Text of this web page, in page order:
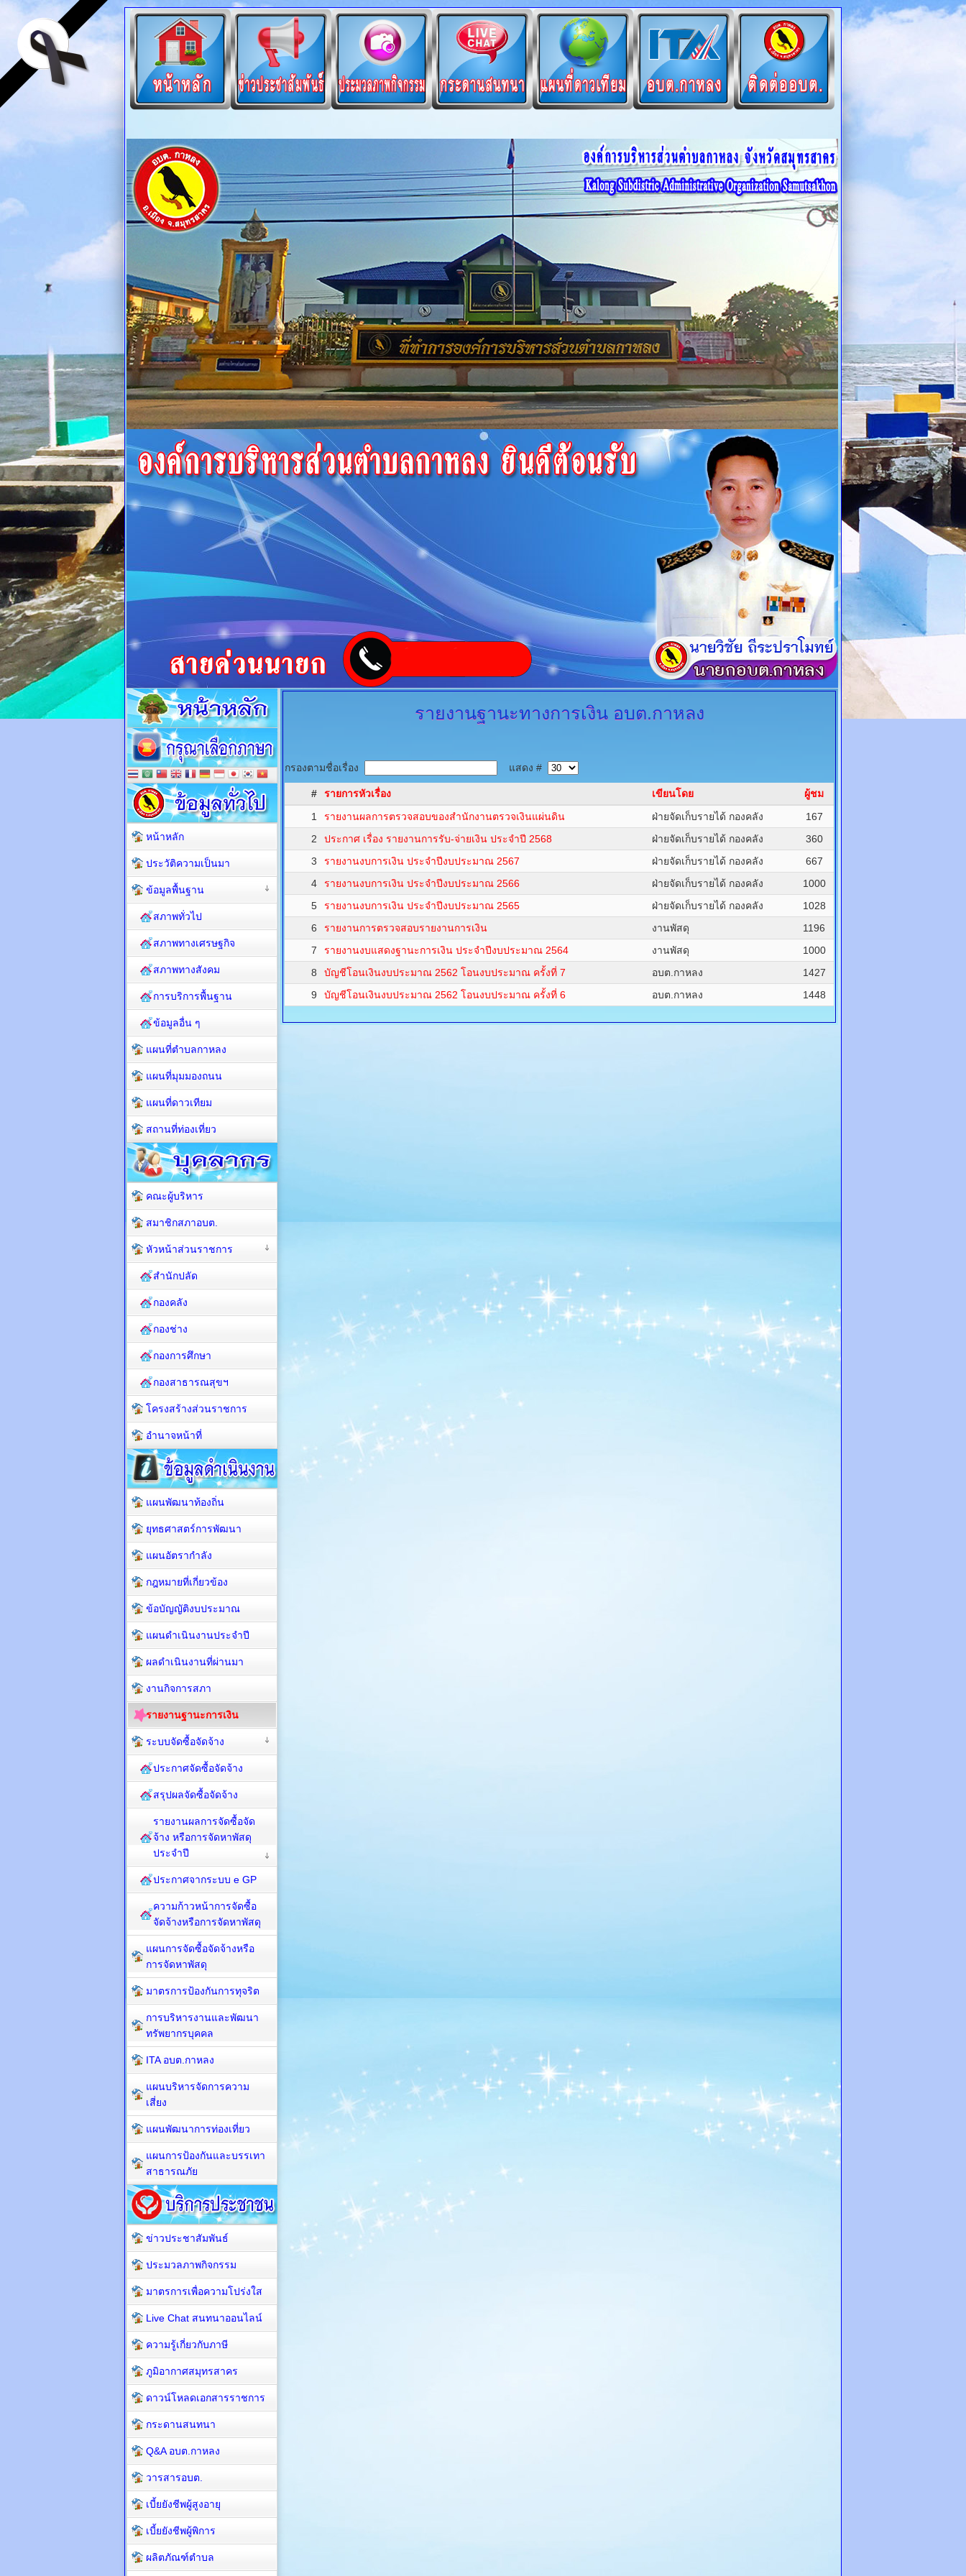
รายงานฐานะทางการเงินอบต.กาหลง
กรองตามชื่อเรื่อง แสดง #
# รายการหัวเรื่อง เขียนโดย
ผู้ชม
1
รายงานผลการตรวจสอบของสำนักงานตรวจเงินแผ่นดิน ฝ่ายจัดเก็บรายได้ กองคลัง
167
2
ประกาศ เรื่อง รายงานการรับ-จ่ายเงิน ประจำปี 2568 ฝ่ายจัดเก็บรายได้ กองคลัง
360
3
รายงานงบการเงิน ประจำปีงบประมาณ 2567 ฝ่ายจัดเก็บรายได้ กองคลัง
667
4
รายงานงบการเงิน ประจำปีงบประมาณ 2566 ฝ่ายจัดเก็บรายได้ กองคลัง
1000
5
รายงานงบการเงิน ประจำปีงบประมาณ 2565 ฝ่ายจัดเก็บรายได้ กองคลัง
1028
6
รายงานการตรวจสอบรายงานการเงิน งานพัสดุ
1196
7
รายงานงบแสดงฐานะการเงิน ประจำปีงบประมาณ 2564 งานพัสดุ
1000
8
บัญชีโอนเงินงบประมาณ 2562 โอนงบประมาณ ครั้งที่ 7 อบต.กาหลง
1427
9
บัญชีโอนเงินงบประมาณ 2562 โอนงบประมาณ ครั้งที่ 6 อบต.กาหลง 1448
หน้าหลัก
ประวัติความเป็นมา
ข้อมูลพื้นฐาน
สภาพทั่วไป
สภาพทางเศรษฐกิจ
สภาพทางสังคม
การบริการพื้นฐาน
ข้อมูลอื่น ๆ
แผนที่ตำบลกาหลง
แผนที่มุมมองถนน
แผนที่ดาวเทียม
สถานที่ท่องเที่ยว
คณะผู้บริหาร
สมาชิกสภาอบต.
หัวหน้าส่วนราชการ
สำนักปลัด
กองคลัง
กองช่าง
กองการศึกษา
กองสาธารณสุขฯ
โครงสร้างส่วนราชการ
อำนาจหน้าที่
แผนพัฒนาท้องถิ่น
ยุทธศาสตร์การพัฒนา
แผนอัตรากำลัง
กฎหมายที่เกี่ยวข้อง
ข้อบัญญัติงบประมาณ
แผนดำเนินงานประจำปี
ผลดำเนินงานที่ผ่านมา
งานกิจการสภา
รายงานฐานะการเงิน
ระบบจัดซื้อจัดจ้าง
ประกาศจัดซื้อจัดจ้าง
สรุปผลจัดซื้อจัดจ้าง
รายงานผลการจัดซื้อจัด
จ้าง หรือการจัดหาพัสดุ
ประจำปี
ประกาศจากระบบ e GP
ความก้าวหน้าการจัดซื้อ
จัดจ้างหรือการจัดหาพัสดุ
แผนการจัดซื้อจัดจ้างหรือ
การจัดหาพัสดุ
มาตรการป้องกันการทุจริต
การบริหารงานและพัฒนา
ทรัพยากรบุคคล
ITA อบต.กาหลง
แผนบริหารจัดการความ
เสี่ยง
แผนพัฒนาการท่องเที่ยว
แผนการป้องกันและบรรเทา
สาธารณภัย
ข่าวประชาสัมพันธ์
ประมวลภาพกิจกรรม
มาตรการเพื่อความโปร่งใส
Live Chat สนทนาออนไลน์
ความรู้เกี่ยวกับภาษี
ภูมิอากาศสมุทรสาคร
ดาวน์โหลดเอกสารราชการ
กระดานสนทนา
Q&A อบต.กาหลง
วารสารอบต.
เบี้ยยังชีพผู้สูงอายุ
เบี้ยยังชีพผู้พิการ
ผลิตภัณฑ์ตำบล